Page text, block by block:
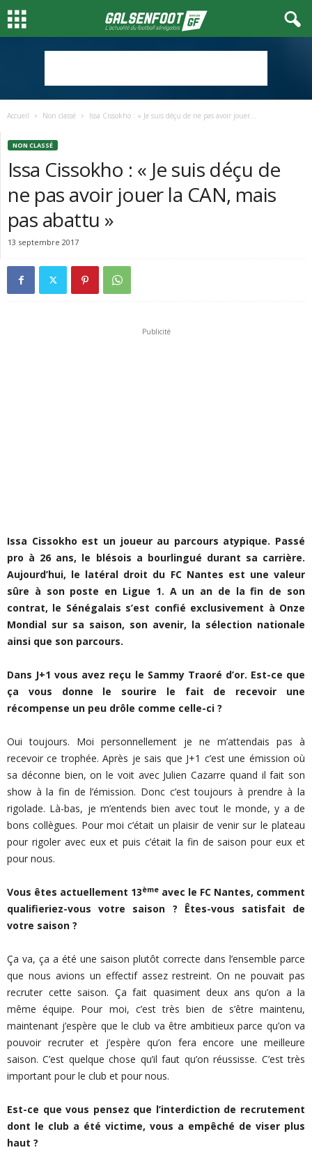
Accueil Non classé Issa Cissokho : « Je suis déçu de ne pas avoir jouer...
NON CLASSÉ
Issa Cissokho : « Je suis déçu de
ne pas avoir jouer la CAN, mais
pas abattu »
13 septembre 2017
Publicité
Issa Cissokho est un joueur au parcours atypique. Passé
pro à 26 ans, le blésois a bourlingué durant sa carrière.
Aujourd’hui, le latéral droit du FC Nantes est une valeur
sûre à son poste en Ligue 1. A un an de la fin de son
contrat, le Sénégalais s’est confié exclusivement à Onze
Mondial sur sa saison, son avenir, la sélection nationale
ainsi que son parcours.
Dans J+1 vous avez reçu le Sammy Traoré d’or. Est-ce que
ça vous donne le sourire le fait de recevoir une
récompense un peu drôle comme celle-ci ?
Oui toujours. Moi personnellement je ne m’attendais pas à
recevoir ce trophée. Après je sais que J+1 c’est une émission où
sa déconne bien, on le voit avec Julien Cazarre quand il fait son
show à la fin de l’émission. Donc c’est toujours à prendre à la
rigolade. Là-bas, je m’entends bien avec tout le monde, y a de
bons collègues. Pour moi c’était un plaisir de venir sur le plateau
pour rigoler avec eux et puis c’était la fin de saison pour eux et
pour nous.
Vous êtes actuellement 13ème avec le FC Nantes, comment
qualifieriez-vous votre saison ? Êtes-vous satisfait de
votre saison ?
Ça va, ça a été une saison plutôt correcte dans l’ensemble parce
que nous avions un effectif assez restreint. On ne pouvait pas
recruter cette saison. Ça fait quasiment deux ans qu’on a la
même équipe. Pour moi, c’est très bien de s’être maintenu,
maintenant j’espère que le club va être ambitieux parce qu’on va
pouvoir recruter et j’espère qu’on fera encore une meilleure
saison. C’est quelque chose qu’il faut qu’on réussisse. C’est très
important pour le club et pour nous.
Est-ce que vous pensez que l’interdiction de recrutement
dont le club a été victime, vous a empêché de viser plus
haut ?